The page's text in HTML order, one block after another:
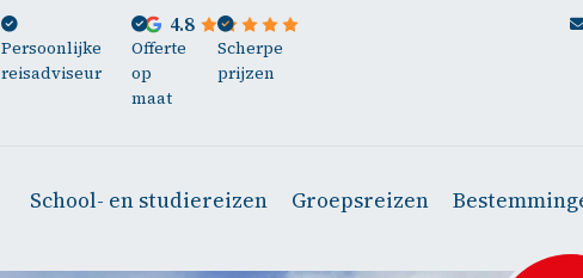
Persoonlijke
reisadviseur
Offerte
op
maat
Scherpe
prijzen
4.8
School- en studiereizen Groepsreizen